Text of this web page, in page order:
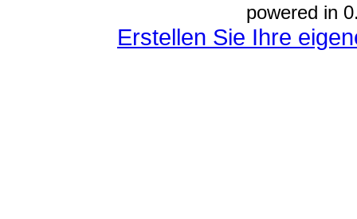
powered in
Erstellen Sie Ihre